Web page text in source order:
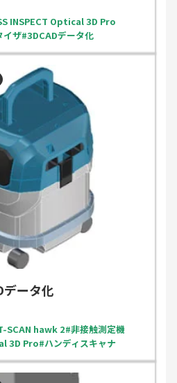
INSPECT Optical 3D Pro
イザ 3DCADデータ化
ータ化
SCAN hawk 2 非接触測定機
3D Pro ハンディスキャナ